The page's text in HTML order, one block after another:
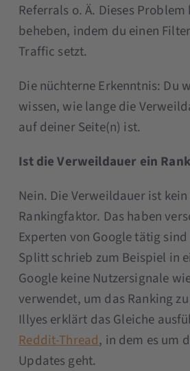
Referrals o. Ä. Dieses
beheben, indem du einen
Traffic setzt.
Die nüchterne Erkenntnis: Du
wissen, wie lange die
auf deiner Seite(n) ist.
Ist die Verweildauer ein
Nein. Die Verweildauer ist
Rankingfaktor. Das haben
Experten von Google tätig
Splitt schrieb zum Beispiel in
Google keine Nutzersignale
verwendet, um das Ranking
Illyes erklärt das Gleiche
Reddit-Thread, in dem es um
Updates geht.